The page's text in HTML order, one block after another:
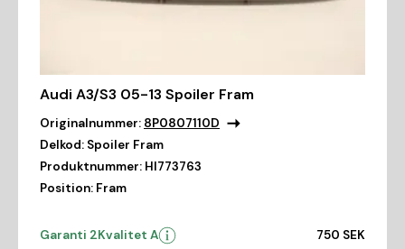
Audi A3/S3 05-13 Spoiler Fram
Originalnummer: 8P0807110D
Delkod: Spoiler Fram
Produktnummer: HI773763
Position: Fram
Garanti 2Kvalitet A 750 SEK